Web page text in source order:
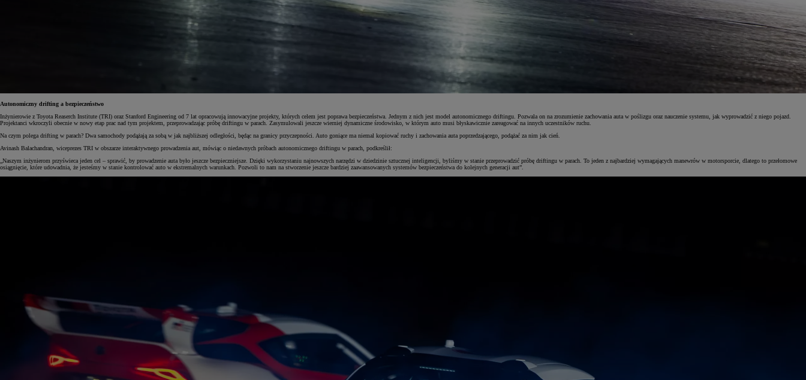
Autonomiczny drifting a bezpieczeństwo
Inżynierowie z Toyota Reaserch Institute (TRI) oraz Stanford Engineering od 7 lat opracowują innowacyjne projekty, których celem jest poprawa bezpieczeństwa. Jednym z nich jest model autonomicznego driftingu. Pozwala on na zrozumienie zachowania auta w poślizgu oraz nauczenie systemu, jak wyprowadzić z niego pojazd.
Projektanci wkroczyli obecnie w nowy etap prac nad tym projektem, przeprowadzając próbę driftingu w parach. Zasymulowali jeszcze wierniej dynamiczne środowisko, w którym auto musi błyskawicznie zareagować na innych uczestników ruchu.
Na czym polega drifting w parach? Dwa samochody podążają za sobą w jak najbliższej odległości, będąc na granicy przyczepności. Auto goniące ma niemal kopiować ruchy i zachowania auta poprzedzającego, podążać za nim jak cień.
Avinash Balachandran, wiceprezes TRI w obszarze interaktywnego prowadzenia aut, mówiąc o niedawnych próbach autonomicznego driftingu w parach, podkreślił:
„Naszym inżynierom przyświeca jeden cel – sprawić, by prowadzenie auta było jeszcze bezpieczniejsze. Dzięki wykorzystaniu najnowszych narzędzi w dziedzinie sztucznej inteligencji, byliśmy w stanie przeprowadzić próbę driftingu w parach. To jeden z najbardziej wymagających manewrów w motorsporcie, dlatego to przełomowe
osiągnięcie, które udowadnia, że jesteśmy w stanie kontrolować auto w ekstremalnych warunkach. Pozwoli to nam na stworzenie jeszcze bardziej zaawansowanych systemów bezpieczeństwa do kolejnych generacji aut”.